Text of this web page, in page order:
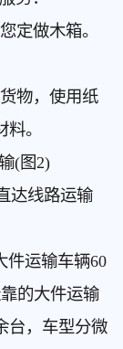
做木箱。
物，使用纸
。
达线路运输
运输车辆60
的大件运输
台，车型分微